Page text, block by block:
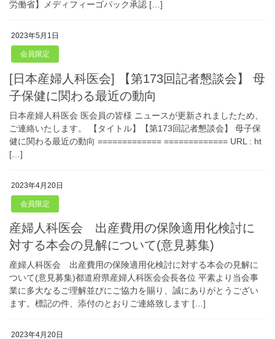
労働省】メディフィーゴパック承認 […]
2023年5月1日
会員限定
[日本産婦人科医会] 【第173回記者懇談会】 母
子保健に関わる最近の動向
日本産婦人科医会 医会員の皆様 ニュースが更新されましたため、
ご連絡いたします。 【タイトル】【第173回記者懇談会】 母子保
健に関わる最近の動向 ============= ============= URL : ht
[…]
2023年4月20日
会員限定
産婦人科医会 出産費用の保険適用化検討に
対する本会の見解について(意見募集)
産婦人科医会 出産費用の保険適用化検討に対する本会の見解に
ついて(意見募集)都道府県産婦人科医会会長各位 平素より当会事
業に多大なるご理解並びにご協力を賜り、誠にありがとうござい
ます。標記の件、添付のとおりご連絡致します […]
2023年4月20日